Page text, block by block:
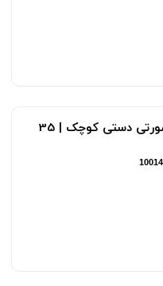
دود صورتی دستی کوچک | 35